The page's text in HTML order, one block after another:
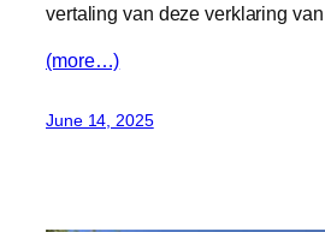
vertaling van deze verklaring
(more…)
June 14, 2025